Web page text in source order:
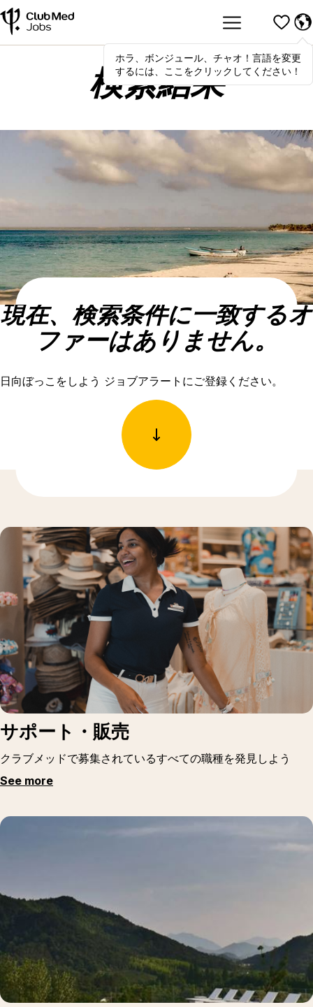
Hola,bonjour, ciao! To switch
languages, click here!
ホラ、ボンジュール、チャオ！言語を変更
するには、ここをクリックしてください！
検索結果
現在、検索条件に一致するオ
ファーはありません。
日向ぼっこをしよう ジョブアラートにご登録ください。
サポート・販売
クラブメッドで募集されているすべての職種を発見しよう
See more